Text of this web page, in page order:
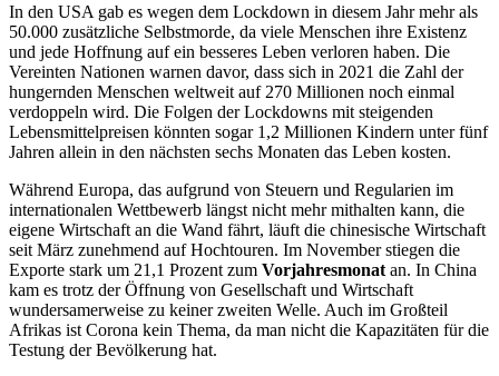
In den USA gab es wegen dem Lockdown in diesem Jahr mehr als
50.000 zusätzliche Selbstmorde, da viele Menschen ihre Existenz
und jede Hoffnung auf ein besseres Leben verloren haben. Die
Vereinten Nationen warnen davor, dass sich in 2021 die Zahl der
hungernden Menschen weltweit auf 270 Millionen noch einmal
verdoppeln wird. Die Folgen der Lockdowns mit steigenden
Lebensmittelpreisen könnten sogar 1,2 Millionen Kindern unter fünf
Jahren allein in den nächsten sechs Monaten das Leben kosten.
Während Europa, das aufgrund von Steuern und Regularien im
internationalen Wettbewerb längst nicht mehr mithalten kann, die
eigene Wirtschaft an die Wand fährt, läuft die chinesische Wirtschaft
seit März zunehmend auf Hochtouren. Im November stiegen die
Exporte stark um 21,1 Prozent zum Vorjahresmonat an. In China
kam es trotz der Öffnung von Gesellschaft und Wirtschaft
wundersamerweise zu keiner zweiten Welle. Auch im Großteil
Afrikas ist Corona kein Thema, da man nicht die Kapazitäten für die
Testung der Bevölkerung hat.